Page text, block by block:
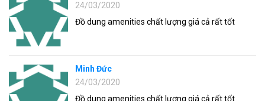
24/03/2020
Đồ dung amenities chất lượng giá cả rất tốt
Minh Đức
24/03/2020
Đồ dung amenities chất lượng giá cả rất tốt